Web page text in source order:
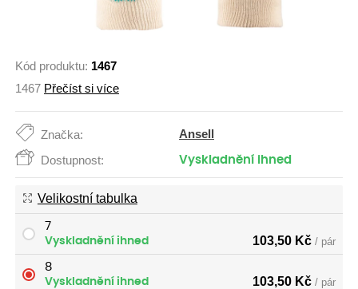
Kód produktu: 1467
1467 Přečíst si více
Značka: Ansell
Dostupnost: Vyskladnění ihned
Velikostní tabulka
7
Vyskladnění ihned
103,50 Kč / pár
8
Vyskladnění ihned
103,50 Kč / pár